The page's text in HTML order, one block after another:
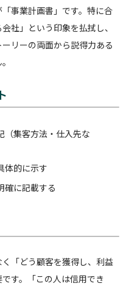
事業計画書」です。特に合
社」という印象を払拭し、
リーの両面から説得力ある
（集客方法・仕入先な
体的に示す
確に記載する
「どう顧客を獲得し、利益
す。「この人は信用でき